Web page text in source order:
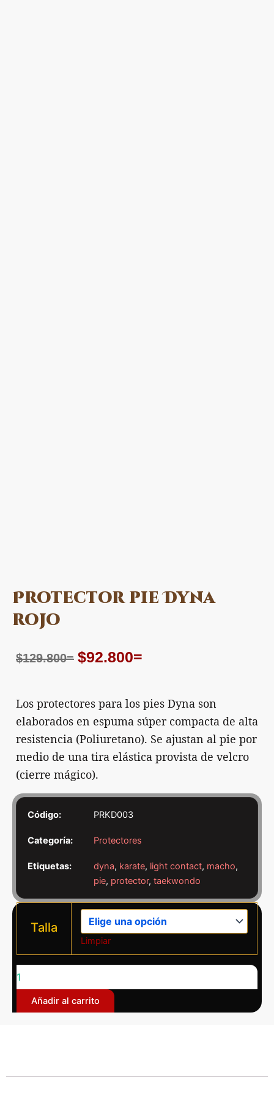
Protector pie Dyna
rojo
$129.800=
El
era:
$129.800=.
$92.800=
es:
$92.800=.
Los protectores para los pies Dyna son
elaborados en espuma súper compacta de alta
resistencia (Poliuretano). Se ajustan al pie por
medio de una tira elástica provista de velcro
(cierre mágico).
Código: PRKD003
Categoría: Protectores
Etiquetas: dyna, karate, light contact, macho,
pie, protector, taekwondo
Talla
Limpiar
Protector
Dyna
cantidad
Añadir al carrito